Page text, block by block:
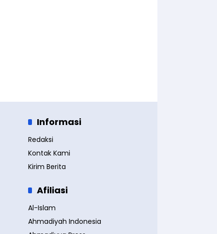
Informasi
Redaksi
Kontak Kami
Kirim Berita
Afiliasi
Al-Islam
Ahmadiyah Indonesia